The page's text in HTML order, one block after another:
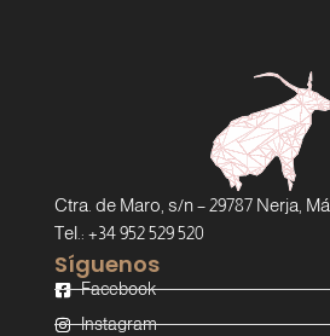
Ctra. de Maro, s/n – 29787 Nerja,
Tel.: +34 952 529 520
Síguenos
Facebook
Instagram